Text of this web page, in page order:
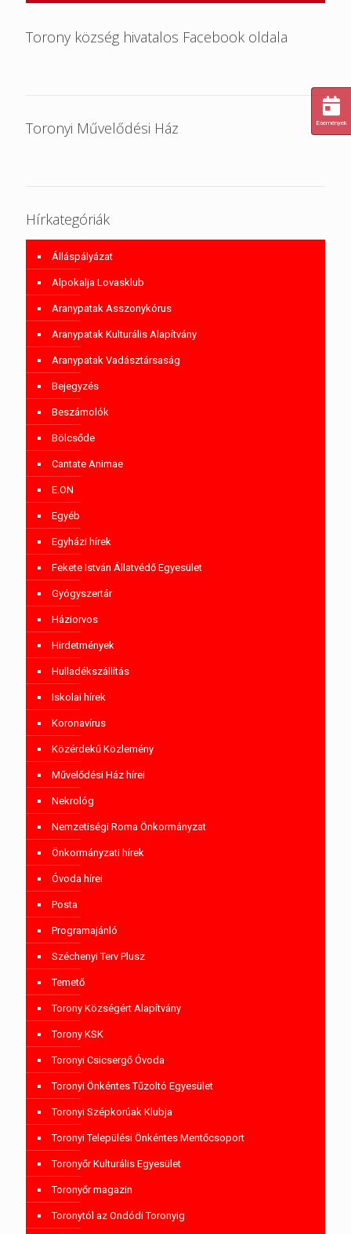
Torony község hivatalos Facebook oldala
Toronyi Művelődési Ház
Hírkategóriák
Álláspályázat
Alpokalja Lovasklub
Aranypatak Asszonykórus
Aranypatak Kulturális Alapítvány
Aranypatak Vadásztársaság
Bejegyzés
Beszámolók
Bölcsőde
Cantate Animae
E.ON
Egyéb
Egyházi hírek
Fekete István Állatvédő Egyesület
Gyógyszertár
Háziorvos
Hirdetmények
Hulladékszállítás
Iskolai hírek
Koronavírus
Közérdekű Közlemény
Művelődési Ház hírei
Nekrológ
Nemzetiségi Roma Önkormányzat
Önkormányzati hírek
Óvoda hírei
Posta
Programajánló
Széchenyi Terv Plusz
Temető
Torony Községért Alapítvány
Torony KSK
Toronyi Csicsergő Óvoda
Toronyi Önkéntes Tűzoltó Egyesület
Toronyi Szépkorúak Klubja
Toronyi Települési Önkéntes Mentőcsoport
Toronyőr Kulturális Egyesület
Toronyőr magazin
Toronytól az Ondódi Toronyig
Események